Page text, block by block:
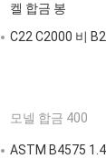
켈 합금 봉
C22 C2000 비
모넬 합금 400
ASTM B4575